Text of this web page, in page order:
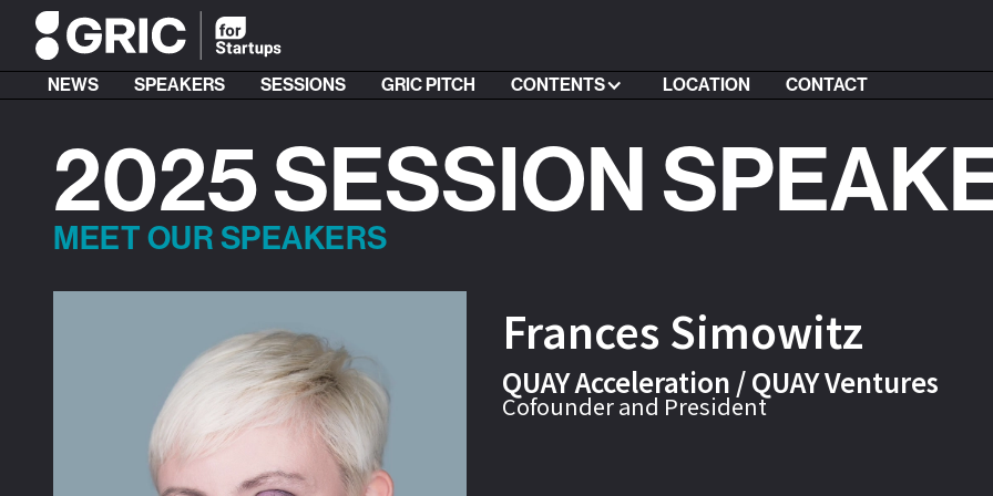
NEWS SPEAKERS SESSIONS GRIC PITCH CONTENTS LOCATION CONTACT
2025 SESSION
MEET OUR SPEAKERS
Frances Simowitz
QUAY Acceleration / QUAY Ventures
Cofounder and President